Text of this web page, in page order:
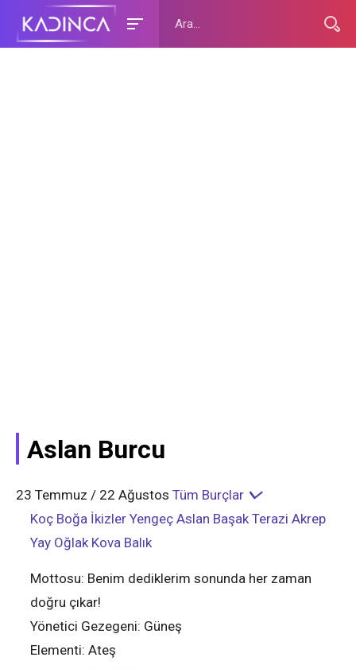
Aslan Burcu
23 Temmuz / 22 Ağustos Tüm Burçlar
Koç Boğa İkizler Yengeç Aslan Başak Terazi Akrep
Yay Oğlak Kova Balık
Mottosu: Benim dediklerim sonunda her zaman
doğru çıkar!
Yönetici Gezegeni: Güneş
Elementi: Ateş